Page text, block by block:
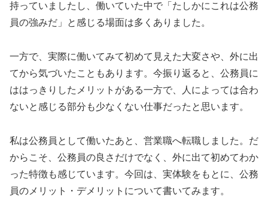
持っていましたし、働いていた中で「たしかにこれは公務
員の強みだ」と感じる場面は多くありました。
一方で、実際に働いてみて初めて見えた大変さや、外に出
てから気づいたこともあります。今振り返ると、公務員に
ははっきりしたメリットがある一方で、人によっては合わ
ないと感じる部分も少なくない仕事だったと思います。
私は公務員として働いたあと、営業職へ転職しました。だ
からこそ、公務員の良さだけでなく、外に出て初めてわか
った特徴も感じています。今回は、実体験をもとに、公務
員のメリット・デメリットについて書いてみます。